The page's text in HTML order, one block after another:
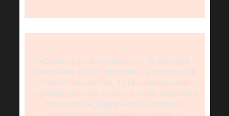
«Демократия сжимается. За каждое
заявление могут привлечь к уголовной
ответственности, хотя независимая
юриспруденция должна гарантировать
отсутствие давления со стороны